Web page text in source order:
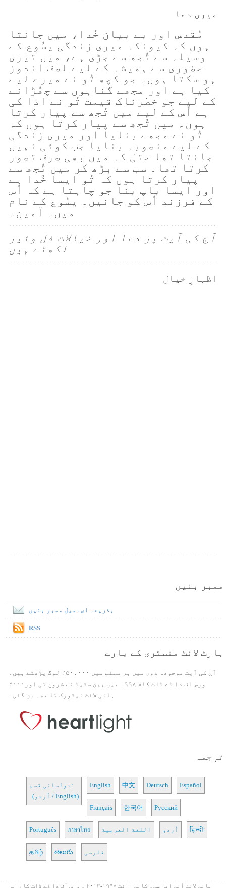
میری دعا
مُقدس اور بے بیان خُدا، میں جانتا
ہوں کہ کیونکہ میری زندگی یسُوع کے
وسیلہ سے تُجھ سے جڑی ہے، میں تیری
حضوری سے ہمیشہ کے لیے لطف اندوز
ہو سکتا ہوں۔ جو کچھ تُو نے میرے لیے
کیا ہے اور مجھے گناہوں سے چھُڑانے
کے لیے جو خطرناک قیمت تُو نے ادا کی
ہے اُس کے لیے میں تُجھ سے پیار کرتا
ہوں۔ میں تُجھ سے پیار کرتا ہوں کہ
تُو نے مجھے بنایا اور میری زندگی
کے لیے منصوبہ بنایا جب کوئی نہیں
جانتا تھا حتیٰ کہ میں بھی صرف تصور
کرتا تھا۔ سب سے بڑھ کر میں تُجھ سے
پیار کرتا ہوں کہ تُو ایسا خُدا ہے
اور ایسا باپ بنا جو چاہتا ہے کہ اُس
کے فرزند اُس کو جانیں۔ یسُوع کے نام
میں۔ آمین۔
آج کی آیت پر دعا اور خیالات فل وئیر
لکھتے ہیں
اظہارِ خیال
ممبر بنیں
بذریعہ ای۔میل ممبر بنیں
RSS
ہارٹ لائٹ منسٹری کے بارے
آج کی آیت موجودہ دور میں ہر مہنے میں ۲۵۰،۰۰۰ لوگ پڑھتے ہیں۔
ورس آف دا ڈے ڈاٹ کام ۱۹۹۸ میں بین سٹیڈ نے شروع کی اور۲۰۰۰
ہائی لائٹ نیٹورک کا حصہ بن گئی۔
ترجمہ
دولسانی قسم:
(اُردو / English)
English 中文 Deutsch Español
Français 한국어 Русский
Português ภาษาไทย اللغة العربية اُردو हिन्दी
தமிழ் తెలుగు فارسی
ہائی لائٹ آئی این سی۔ کاپی رائٹ ۱۹۹۸-۲۰۱۳ ۔ ورس آف دا ڈے ڈاٹ کام اب